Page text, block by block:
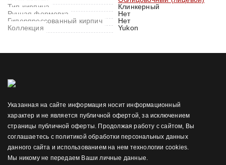
Тип кирпича
Клинкерный
Ручная формовка
Нет
Гиперпрессованный кирпич
Нет
Коллекция
Yukon
Указанная на сайте информация носит информационный
характер и не является публичной офертой, за исключением
страницы публичной оферты. Продолжая работу с сайтом, Вы
соглашаетесь с политикой обработки персональных данных
данного сайта и использованием на нем технологии cookies.
Мы никому не передаем Ваши личные данные.